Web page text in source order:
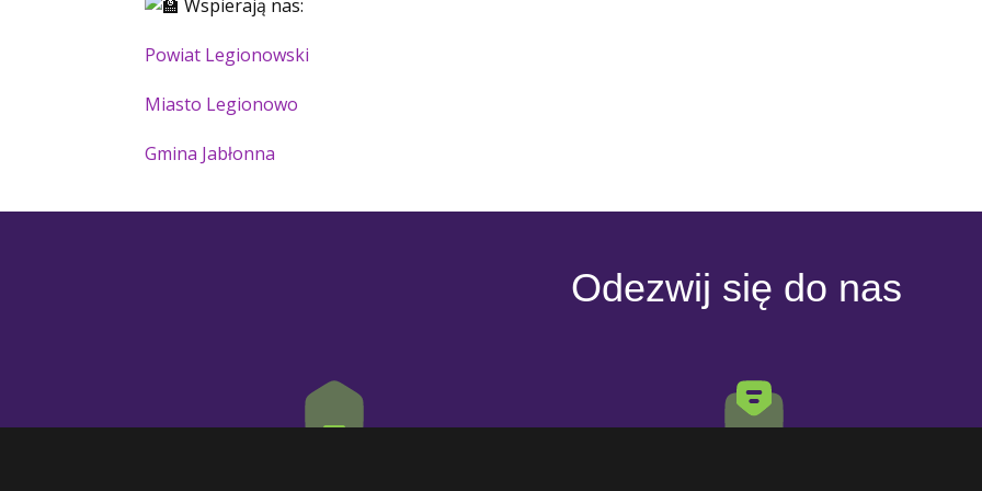
Wspierają nas:
Powiat Legionowski
Miasto Legionowo
Gmina Jabłonna
Odezwij się do nas